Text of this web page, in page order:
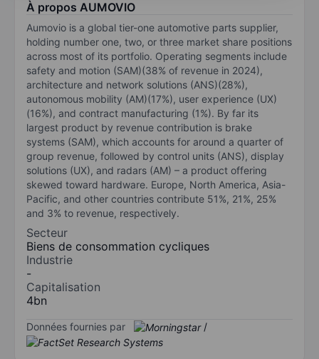
À propos AUMOVIO
Aumovio is a global tier-one automotive parts supplier,
holding number one, two, or three market share positions
across most of its portfolio. Operating segments include
safety and motion (SAM)(38% of revenue in 2024),
architecture and network solutions (ANS)(28%),
autonomous mobility (AM)(17%), user experience (UX)
(16%), and contract manufacturing (1%). By far its
largest product by revenue contribution is brake
systems (SAM), which accounts for around a quarter of
group revenue, followed by control units (ANS), display
solutions (UX), and radars (AM) – a product offering
skewed toward hardware. Europe, North America, Asia-
Pacific, and other countries contribute 51%, 21%, 25%
and 3% to revenue, respectively.
Secteur
Biens de consommation cycliques
Industrie
-
Capitalisation
4bn
Données fournies par /